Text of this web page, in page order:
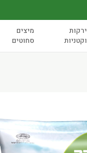
ירקות
וקטניות
מיצים
סחוטים